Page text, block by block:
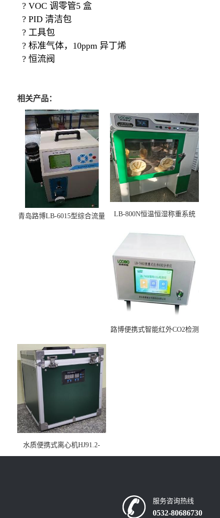
? VOC 调零管5 盒
? PID 清洁包
? 工具包
? 标准气体， 10ppm 异丁烯
? 恒流阀
相关产品：
青岛路博LB-6015型综合流量
LB-800N恒温恒湿称重系统
路博便携式智能红外CO2检测
水质便携式离心机HJ91.2-
2022地表水总磷监测内置有
服务咨询热线
0532-80686730